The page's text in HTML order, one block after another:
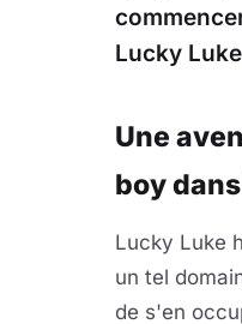
Lucky
Une
boy
Lucky Luke
un tel
de s'en